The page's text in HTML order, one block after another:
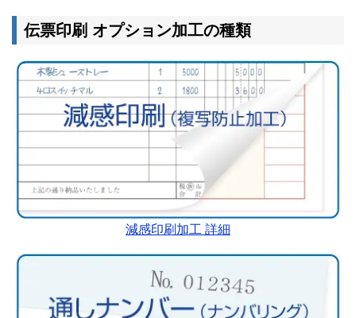
伝票印刷 オプション加工の種類
減感印刷加工 詳細